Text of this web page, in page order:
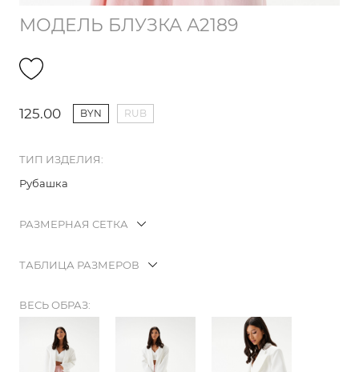
МОДЕЛЬ БЛУЗКА А2189
125.00 BYN RUB
ТИП ИЗДЕЛИЯ:
Рубашка
РАЗМЕРНАЯ СЕТКА
ТАБЛИЦА РАЗМЕРОВ
ВЕСЬ ОБРАЗ: